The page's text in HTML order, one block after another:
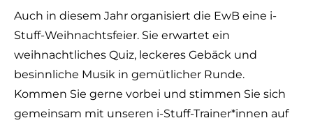
Auch in diesem Jahr organisiert die EwB eine i-
Stuff-Weihnachtsfeier. Sie erwartet ein
weihnachtliches Quiz, leckeres Gebäck und
besinnliche Musik in gemütlicher Runde.
Kommen Sie gerne vorbei und stimmen Sie sich
gemeinsam mit unseren i-Stuff-Trainer*innen auf